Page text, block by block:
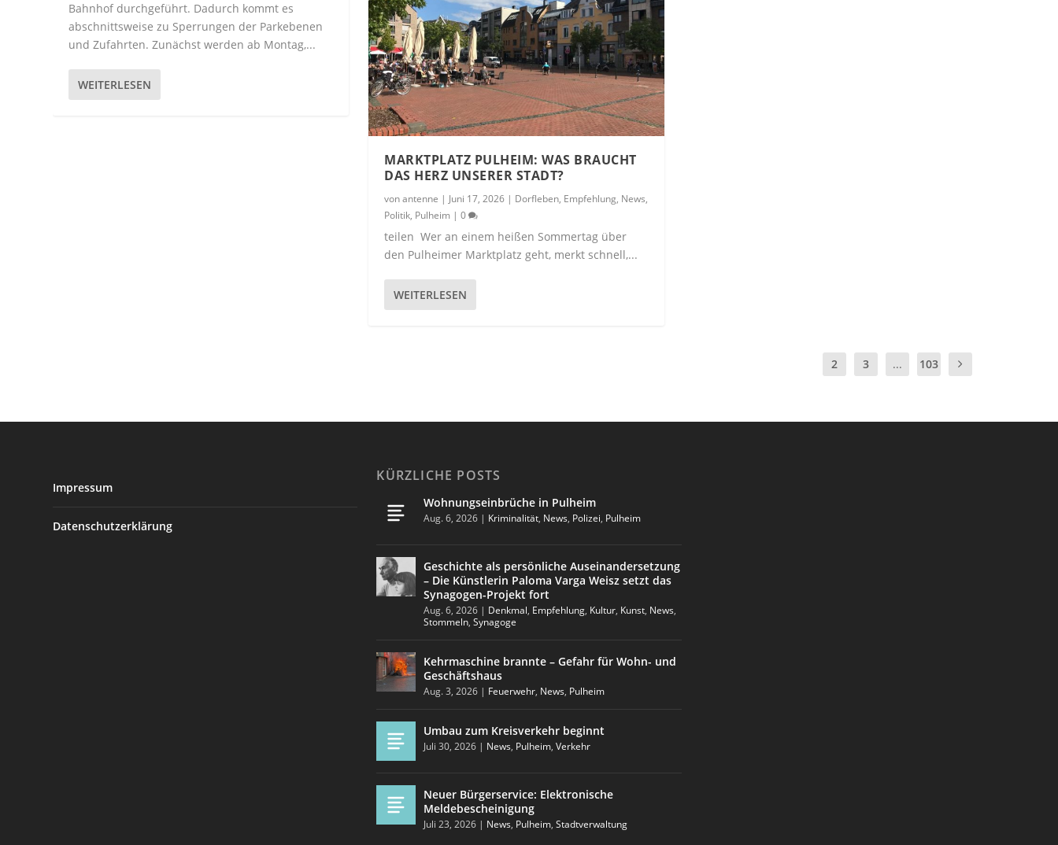
Bahnhof durchgeführt. Dadurch kommt es
abschnittsweise zu Sperrungen der Parkebenen
und Zufahrten. Zunächst werden ab Montag,...
WEITERLESEN
MARKTPLATZ PULHEIM: WAS BRAUCHT
DAS HERZ UNSERER STADT?
vonantenne | Juni 17, 2026 | Dorfleben, Empfehlung, News,
Politik, Pulheim |0
teilen Wer an einem heißen Sommertag über
den Pulheimer Marktplatz geht, merkt schnell,...
WEITERLESEN
2 3 ... 103
Impressum
Datenschutzerklärung
KÜRZLICHE POSTS
Wohnungseinbrüche in Pulheim
Aug. 6, 2026 | Kriminalität, News, Polizei, Pulheim
Geschichte als persönliche Auseinandersetzung
– Die Künstlerin Paloma Varga Weisz setzt das
Synagogen-Projekt fort
Aug. 6, 2026 | Denkmal, Empfehlung, Kultur, Kunst, News,
Stommeln,Synagoge
Kehrmaschine brannte – Gefahr für Wohn- und
Geschäftshaus
Aug. 3, 2026 | Feuerwehr, News, Pulheim
Umbau zum Kreisverkehr beginnt
Juli 30, 2026 | News, Pulheim,Verkehr
Neuer Bürgerservice: Elektronische
Meldebescheinigung
Juli 23, 2026 | News, Pulheim,Stadtverwaltung